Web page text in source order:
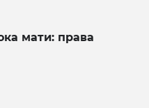
мати: права